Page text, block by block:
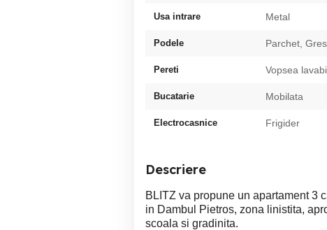
Usa intrare Metal
Podele Parchet,
Pereti Vopsea
Bucatarie Mobilata
Electrocasnice Frigider
Descriere
BLITZ va propune un apartament 3
in Dambul Pietros, zona linistita,
scoala si gradinita.